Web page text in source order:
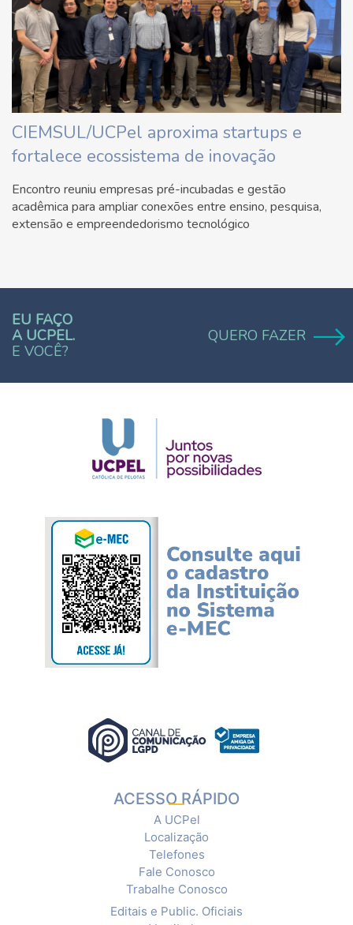
CIEMSUL/UCPel aproxima startups e
fortalece ecossistema de inovação
Encontro reuniu empresas pré-incubadas e gestão
acadêmica para ampliar conexões entre ensino, pesquisa,
extensão e empreendedorismo tecnológico
EU FAÇO
A UCPEL.
E VOCÊ?
QUERO FAZER
ACESSO RÁPIDO
A UCPel
Localização
Telefones
Fale Conosco
Trabalhe Conosco
Editais e Public. Oficiais